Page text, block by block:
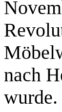
nach
wurde.